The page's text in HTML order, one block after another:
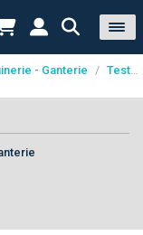
- Ganterie / Tests et essais